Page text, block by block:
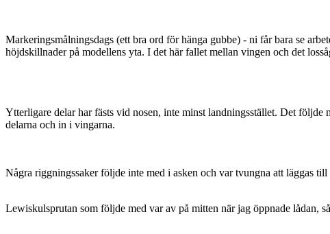
Markeringsmålningsdags (ett bra ord för hänga gubbe) - ni får bara se
höjdskillnader på modellens yta. I det här fallet mellan vingen och det
Ytterligare delar har fästs vid nosen, inte minst landningsstället. Det följde
delarna och in i vingarna.
Några riggningssaker följde inte med i asken och var tvungna att läggas till
Lewiskulsprutan som följde med var av på mitten när jag öppnade lådan,